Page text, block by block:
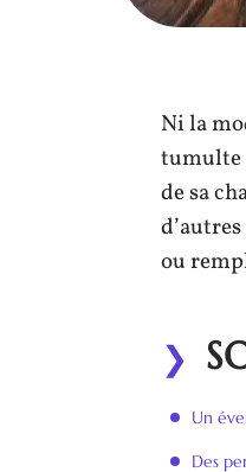
Ni la
tumulte
de sa
ou
Un
Des